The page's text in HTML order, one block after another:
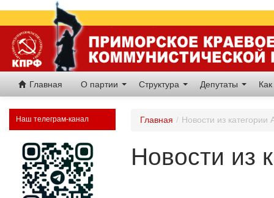
Главная О партии Структура Депутаты
Наш телеграм-канал Главная / Новости из категории
Новости из